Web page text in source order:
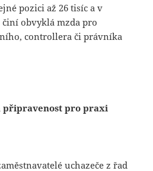
pozici až 26 tisíc a v
obvyklá mzda pro
controllera či právníka
připravenost pro praxi
uchazeče z řad